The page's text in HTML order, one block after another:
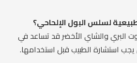
البري والشاي الأخضر قد تساعد في
استشارة الطبيب قبل استخدامها.